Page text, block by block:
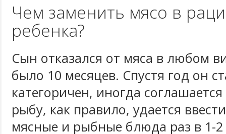
Чем заменить мясо в
ребенка?
Сын отказался от мяса в любом
было 10 месяцев. Спустя год он
категоричен, иногда
рыбу, как правило, удается
мясные и рыбные блюда раз в 1-